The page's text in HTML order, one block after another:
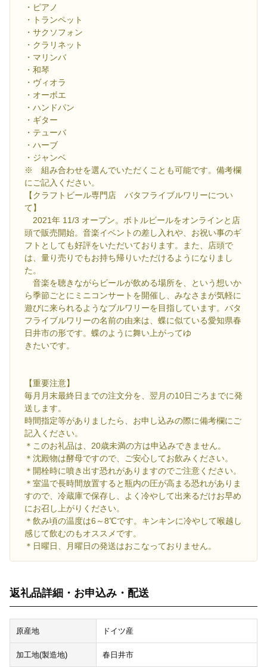
・ピアノ
・トランペット
・サクソフォン
・クラリネット
・マリンバ
・和琴
・ヴィオラ
・オーボエ
・ハンドパン
・ギター
・テューバ
・ハーブ
・ジャンベ
※ 組み合わせを選んでいただくことも可能です。備考欄
にご記入ください。
【クラフトビール専門店 バタフライブルワリーについ
て】
2021年 11/3 オープン。ボトルビールをオンラインと店
頭で販売開始。音楽イベントの差し入れや、お祝い事のギ
フトとしても好評をいただいております。また、店頭で
は、量り売りでもお持ち帰りいただけるようになりまし
た。
音楽を聴きながらビールが飲める場所を、という想いか
ら季節ごとにミニコンサートを開催し、みなさまが気軽に
遊びに来られるようなブルワリーを目指しています。バタ
フライブルワリーの名前の由来は、蝶に似ている愛知県春
日井市の形です。蝶のように舞い上がってゆ
きたいです。
【重要注意】
毎月月末最終日までの注文分を、翌月の10日ごろまでに発
送します。
時間指定等がありましたら、お申し込みの際に備考欄にご
記入ください。
＊このお礼品は、20歳未満の方は申込みできません。
＊沈殿物は酵母ですので、ご安心してお飲みください。
＊開栓時に噴き出す恐れがありますのでご注意ください。
＊室温で長時間放置すると瓶内の圧が高まる恐れがありま
すので、冷蔵庫で保存し、よく冷やして出来るだけお早め
にお召し上がりください。
＊飲み頃の温度は6～8℃です。キンキンに冷やして喉越し
感じて飲むのもオススメです。
＊日曜日、月曜日の発送はおこなっておりません。
返礼品詳細・お申込み・配送
原産地 ドイツ産
加工地(製造地) 春日井市